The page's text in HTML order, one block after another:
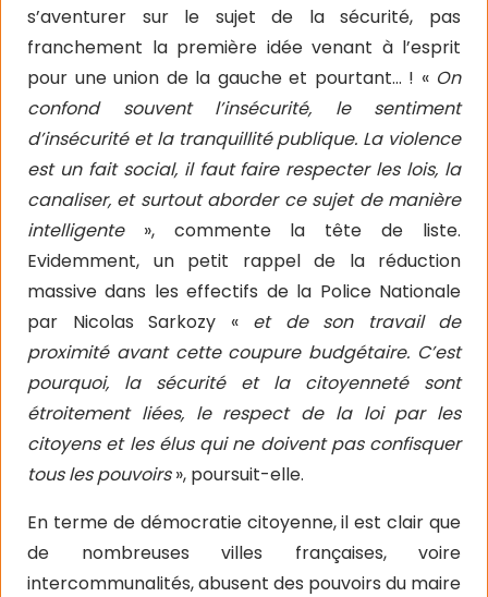
s’aventurer sur le sujet de la sécurité, pas
franchement la première idée venant à l’esprit
pour une union de la gauche et pourtant… ! « On
confond souvent l’insécurité, le sentiment
d’insécurité et la tranquillité publique. La violence
est un fait social, il faut faire respecter les lois, la
canaliser, et surtout aborder ce sujet de manière
intelligente», commente la tête de liste.
Evidemment, un petit rappel de la réduction
massive dans les effectifs de la Police Nationale
par Nicolas Sarkozy « et de son travail de
proximité avant cette coupure budgétaire. C’est
pourquoi, la sécurité et la citoyenneté sont
étroitement liées, le respect de la loi par les
citoyens et les élus qui ne doivent pas confisquer
tous les pouvoirs», poursuit-elle.
En terme de démocratie citoyenne, il est clair que
de nombreuses villes françaises, voire
intercommunalités, abusent des pouvoirs du maire